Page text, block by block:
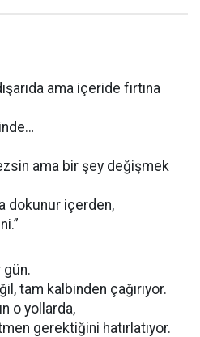
ama içeride fırtına
ama bir şey değişmek
dokunur içerden,
tam kalbinden çağırıyor.
o yollarda,
gerektiğini hatırlatıyor.